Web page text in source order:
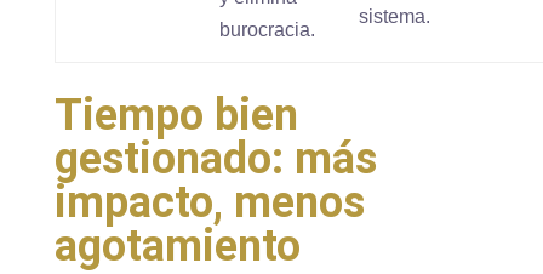
burocracia.
sistema.
Tiempo bien
gestionado: más
impacto, menos
agotamiento